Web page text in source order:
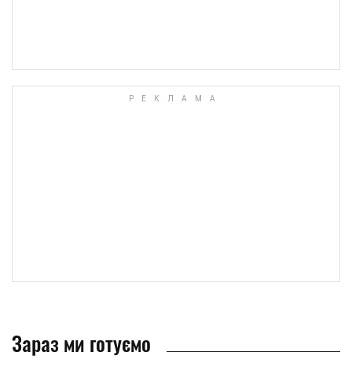
Зараз ми готуємо